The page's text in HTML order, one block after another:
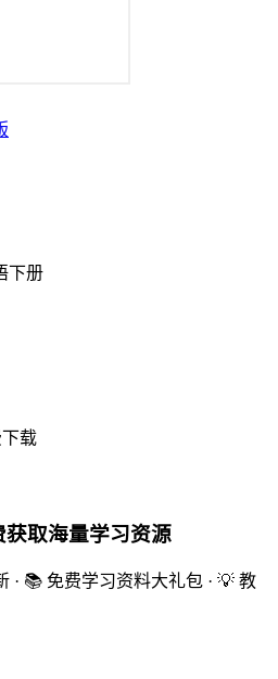
下册
下载
取海量学习资源
· 📚 免费学习资料大礼包 · 💡 教